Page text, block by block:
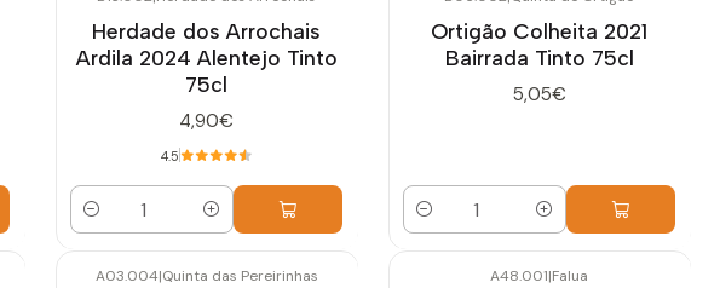
Herdade dos Arrochais
Ardila 2024 Alentejo Tinto
75cl
4,90€
4.5
Quantidade
Ortigão Colheita 2021
Bairrada Tinto 75cl
5,05€
Quantidade
A03.004|Quinta das Pereirinhas A48.001|Falua